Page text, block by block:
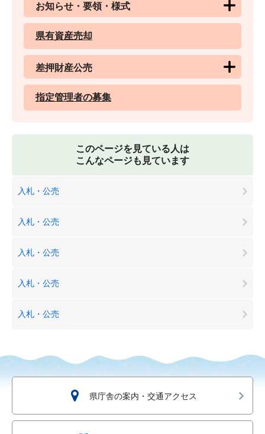
お知らせ・要領・様式
県有資産売却
差押財産公売
指定管理者の募集
このページを見ている人は
こんなページも見ています
入札・公売
入札・公売
入札・公売
入札・公売
入札・公売
県庁舎の案内・交通アクセス